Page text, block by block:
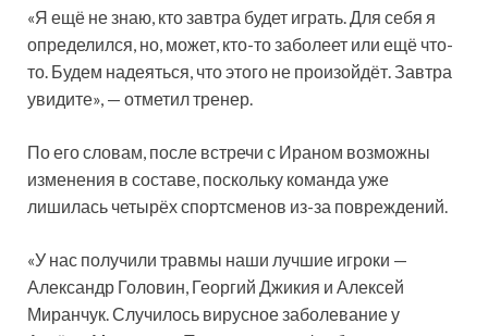
«Я ещё не знаю, кто завтра будет играть. Для себя я
определился, но, может, кто-то заболеет или ещё что-
то. Будем надеяться, что этого не произойдёт. Завтра
увидите», — отметил тренер.
По его словам, после встречи с Ираном возможны
изменения в составе, поскольку команда уже
лишилась четырёх спортсменов из-за повреждений.
«У нас получили травмы наши лучшие игроки —
Александр Головин, Георгий Джикия и Алексей
Миранчук. Случилось вирусное заболевание у